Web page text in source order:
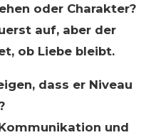
oder Charakter?
auf, aber der
ob Liebe bleibt.
dass er Niveau
und